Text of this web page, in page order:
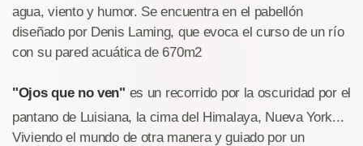
agua, viento y humor. Se encuentra en el pabellón
diseñado por Denis Laming, que evoca el curso de un río
con su pared acuática de 670m2
"Ojos que no ven" es un recorrido por la oscuridad por el
pantano de Luisiana, la cima del Himalaya, Nueva York...
Viviendo el mundo de otra manera y guiado por un